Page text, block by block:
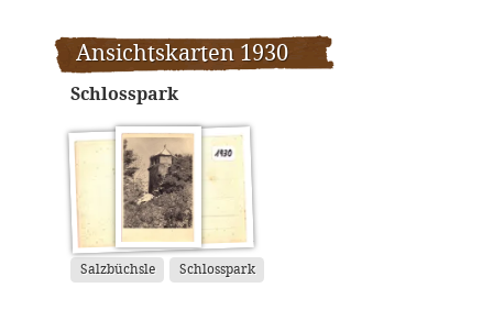
Ansichtskarten 1930
Schlosspark
Salzbüchsle Schlosspark